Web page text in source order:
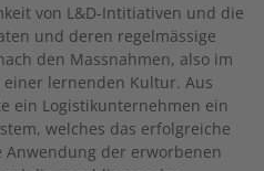
von L&D-Intitiativen und die
und deren regelmässige
den Massnahmen, also im
lernenden Kultur. Aus
ein Logistikunternehmen ein
welches das erfolgreiche
Anwendung der erworbenen